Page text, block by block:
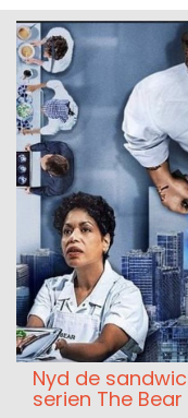
Nyd de
serien The